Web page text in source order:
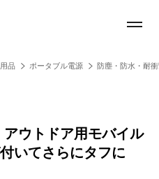
品 ポータブル電源 防塵・防水・耐
ウトドア用モバイル
いてさらにタフに